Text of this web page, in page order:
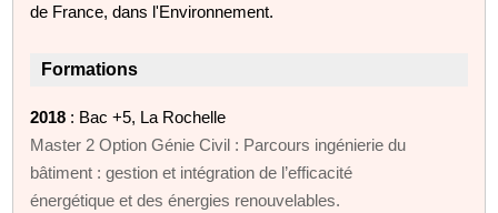
de France, dans l'Environnement.
Formations
2018 : Bac +5, La Rochelle
Master 2 Option Génie Civil : Parcours ingénierie du
bâtiment : gestion et intégration de l’efficacité
énergétique et des énergies renouvelables.